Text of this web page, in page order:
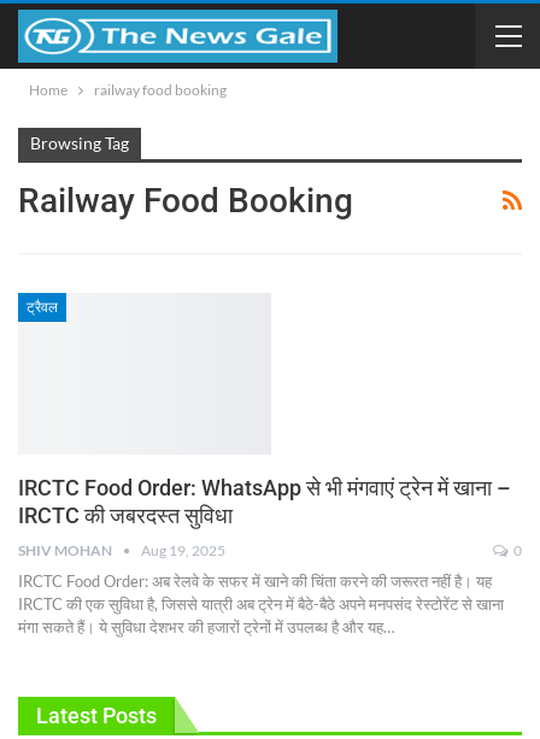
Home railway food booking
Browsing Tag
Railway Food Booking
ट्रैवल
IRCTC Food Order: WhatsApp से भी मंगवाएं ट्रेन में खाना –
IRCTC की जबरदस्त सुविधा
SHIV MOHAN Aug 19, 2025 0
IRCTC Food Order: अब रेलवे के सफर में खाने की चिंता करने की जरूरत नहीं है। यह
IRCTC की एक सुविधा है, जिससे यात्री अब ट्रेन में बैठे-बैठे अपने मनपसंद रेस्टोरेंट से खाना
मंगा सकते हैं। ये सुविधा देशभर की हजारों ट्रेनों में उपलब्ध है और यह…
Latest Posts